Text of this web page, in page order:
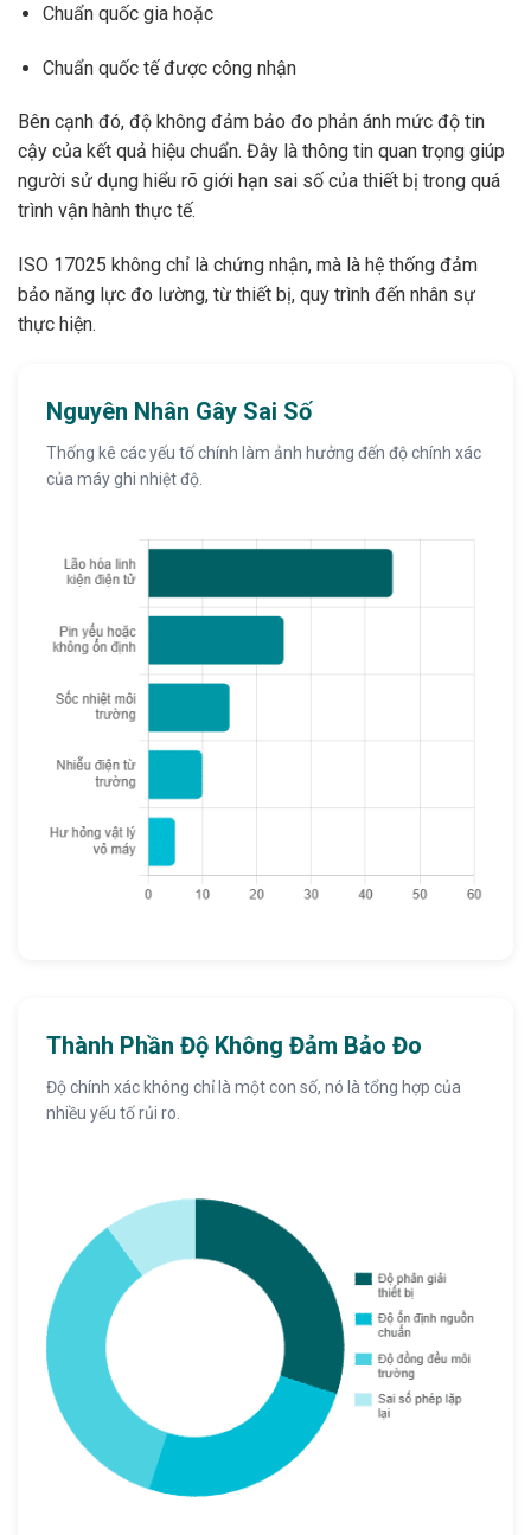
Chuẩn quốc gia hoặc
Chuẩn quốc tế được công nhận
Bên cạnh đó, độ không đảm bảo đo phản ánh mức độ tin
cậy của kết quả hiệu chuẩn. Đây là thông tin quan trọng giúp
người sử dụng hiểu rõ giới hạn sai số của thiết bị trong quá
trình vận hành thực tế.
ISO 17025 không chỉ là chứng nhận, mà là hệ thống đảm
bảo năng lực đo lường, từ thiết bị, quy trình đến nhân sự
thực hiện.
Nguyên Nhân Gây Sai Số
Thống kê các yếu tố chính làm ảnh hưởng đến độ chính xác
của máy ghi nhiệt độ.
Thành Phần Độ Không Đảm Bảo Đo
Độ chính xác không chỉ là một con số, nó là tổng hợp của
nhiều yếu tố rủi ro.